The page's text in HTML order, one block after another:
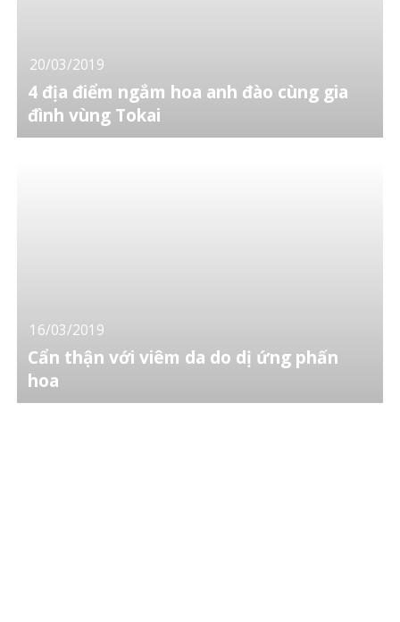
20/03/2019
4 địa điểm ngắm hoa anh đào cùng gia
đình vùng Tokai
16/03/2019
Cẩn thận với viêm da do dị ứng phấn
hoa